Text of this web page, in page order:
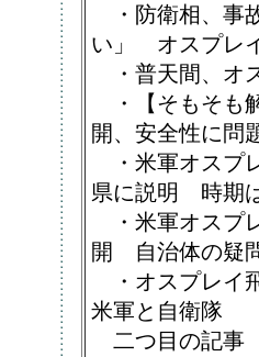
・防衛相、事
い」 オスプレ
・普天間、オ
・【そもそも
開、安全性に問
・米軍オスプ
県に説明 時期
・米軍オスプ
開 自治体の疑
・オスプレ
米軍と自衛隊
二つ目の記事